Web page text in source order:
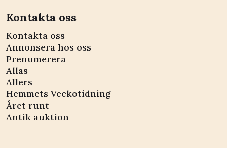
Kontakta oss
Kontakta oss
Annonsera hos oss
Prenumerera
Allas
Allers
Hemmets Veckotidning
Året runt
Antik auktion